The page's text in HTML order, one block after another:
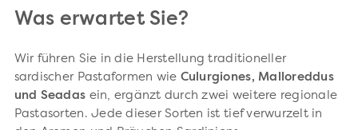
Was erwartet Sie?
Wir führen Sie in die Herstellung traditioneller
sardischer Pastaformen wie Culurgiones, Malloreddus
und Seadas ein, ergänzt durch zwei weitere regionale
Pastasorten. Jede dieser Sorten ist tief verwurzelt in